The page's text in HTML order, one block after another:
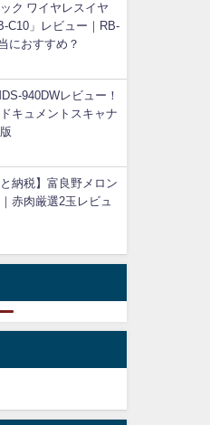
ク ワイヤレスイヤ
C10」レビュー｜RB-
におすすめ？
940DWレビュー！
キュメントスキャナ
と納税】富良野メロン
赤肉厳選2玉レビュ